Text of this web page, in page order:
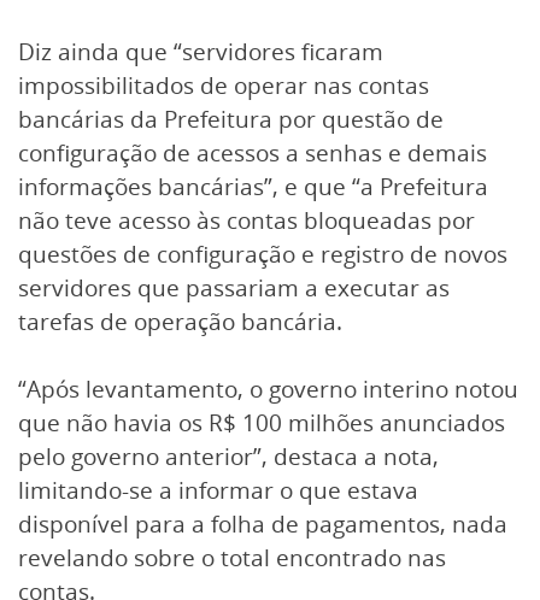
Diz ainda que “servidores ficaram
impossibilitados de operar nas contas
bancárias da Prefeitura por questão de
configuração de acessos a senhas e demais
informações bancárias”, e que “a Prefeitura
não teve acesso às contas bloqueadas por
questões de configuração e registro de novos
servidores que passariam a executar as
tarefas de operação bancária.
“Após levantamento, o governo interino notou
que não havia os R$ 100 milhões anunciados
pelo governo anterior”, destaca a nota,
limitando-se a informar o que estava
disponível para a folha de pagamentos, nada
revelando sobre o total encontrado nas
contas.